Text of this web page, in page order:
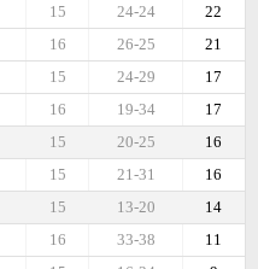
22
24-24
15
21
26-25
16
17
24-29
15
17
19-34
16
16
20-25
15
16
21-31
15
14
13-20
15
11
33-38
16